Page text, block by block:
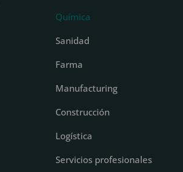
Química
Sanidad
Farma
Manufacturing
Construcción
Logística
Servicios profesionales